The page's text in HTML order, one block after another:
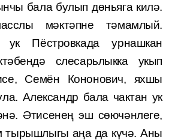
бала булып дөньяга килә.
мәктәпне тәмамлый.
Пёстровкада урнашкан
слесарьлыкка укып
Семён Кононович, яхшы
Александр бала чактан ук
Әтисенең эш сөючәнлеге,
тырышлыгы аңа да күчә. Аны